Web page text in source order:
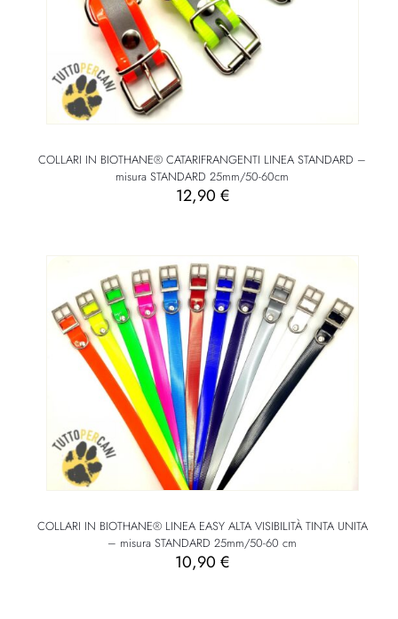
COLLARI IN BIOTHANE® CATARIFRANGENTI LINEA STANDARD –
misura STANDARD 25mm/50-60cm
12,90 €
COLLARI IN BIOTHANE® LINEA EASY ALTA VISIBILITÀ TINTA UNITA
– misura STANDARD 25mm/50-60 cm
10,90€